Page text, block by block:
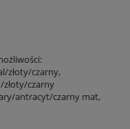
złoty/czarny,
czarny
antracyt/czarny mat,